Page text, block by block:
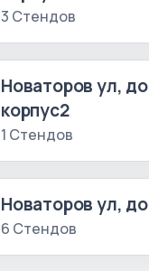
3 Стендов
Новаторов ул,
корпус2
1 Стендов
Новаторов ул,
6 Стендов